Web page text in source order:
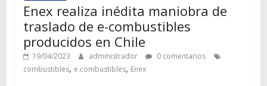
Enex realiza inédita maniobra de
traslado de e-combustibles
producidos en Chile
19/04/2023 administrador
0 comentarios
combustibles, e.combustibles, Enex